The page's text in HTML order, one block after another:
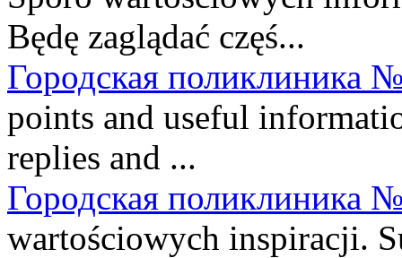
Będę zaglądać częś...
Городская поликлиника
points and useful
replies and ...
Городская поликлиника
wartościowych inspiracji.